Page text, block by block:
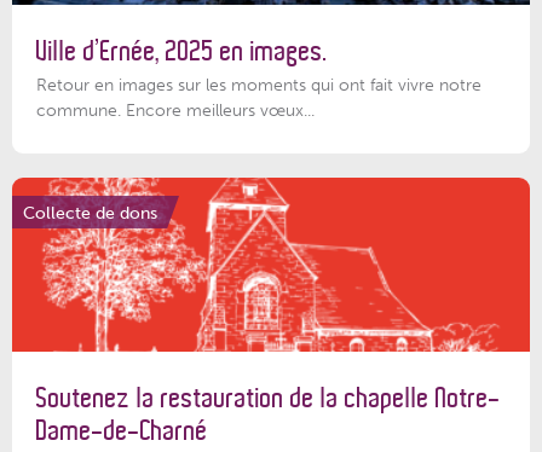
Ville d’Ernée, 2025 en images.
Retour en images sur les moments qui ont fait vivre notre
commune. Encore meilleurs vœux...
Collecte de dons
Soutenez la restauration de la chapelle Notre-
Dame-de-Charné